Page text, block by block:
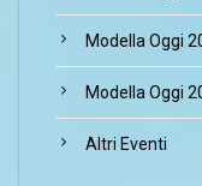
Modella Oggi
Modella Oggi
Altri Eventi